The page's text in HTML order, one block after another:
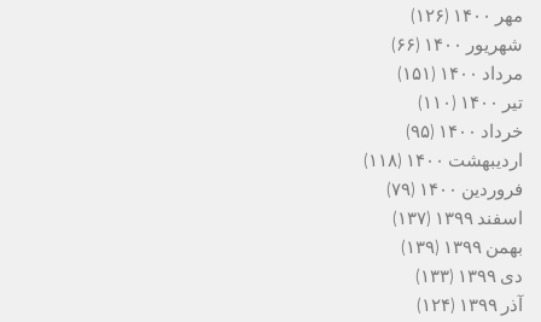
مهر ۱۴۰۰
(۱۲۶)
شهریور ۱۴۰۰
(۶۶)
مرداد ۱۴۰۰
(۱۵۱)
تیر ۱۴۰۰
(۱۱۰)
خرداد ۱۴۰۰
(۹۵)
اردیبهشت ۱۴۰۰
(۱۱۸)
فروردین ۱۴۰۰
(۷۹)
اسفند ۱۳۹۹
(۱۳۷)
بهمن ۱۳۹۹
(۱۳۹)
دی ۱۳۹۹
(۱۳۳)
آذر ۱۳۹۹
(۱۲۴)